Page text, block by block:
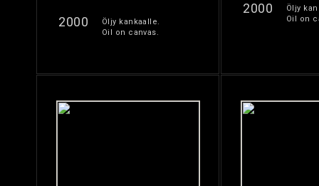
2000
Öljy kankaalle.
Oil on canvas.
2000
Öljy
Oil on